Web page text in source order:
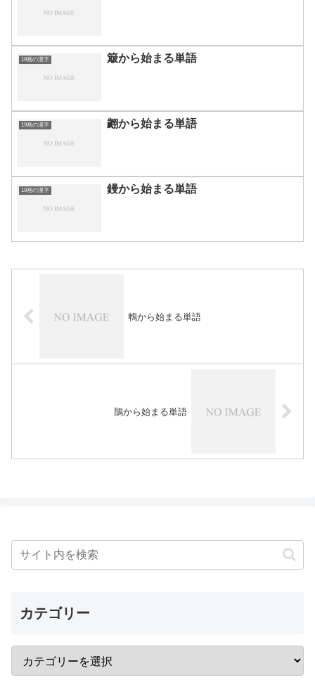
19画の漢字 簸から始まる単語
19画の漢字 翽から始まる単語
19画の漢字 鏝から始まる単語
鵯から始まる単語
鵲から始まる単語
カテゴリー